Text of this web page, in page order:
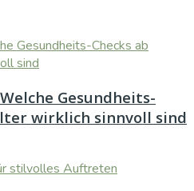
Gesundheits-
wirklich sinnvoll sind